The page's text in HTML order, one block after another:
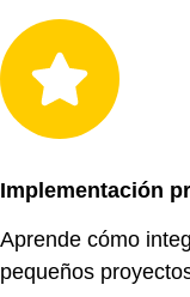
Implementación
Aprende cómo
pequeños